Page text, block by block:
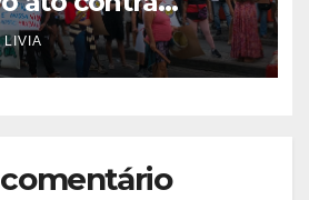
Zero
LIVIA